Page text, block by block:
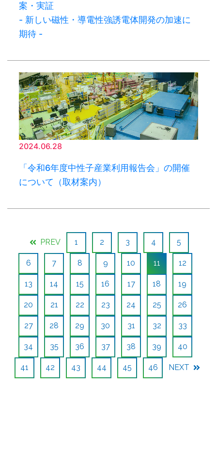
案・実証
- 新しい磁性・導電性強誘電体開発の加速に
期待 -
2024.06.28
「令和6年度中性子産業利用報告会」の開催
について（取材案内）
PREV 1 2 3 4 5
6 7 8 9 10 11 12
13 14 15 16 17 18 19
20 21 22 23 24 25 26
27 28 29 30 31 32 33
34 35 36 37 38 39 40
41 42 43 44 45 46 NEXT